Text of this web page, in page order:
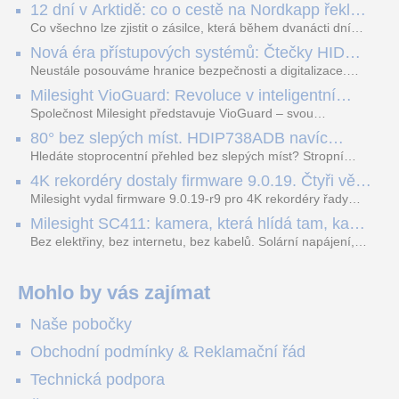
12 dní v Arktidě: co o cestě na Nordkapp řekla
data ze SMARTBOX 2 MAX
Co všechno lze zjistit o zásilce, která během dvanácti dní
projede Arktidou? SMARTBOX 2 MAX jsme vzali na trasu z
Tromsø přes Lofoty, Kirunu a finské Laponsko až na
Nordkapp. Bez jediného dobití, v mrazu až −13 °C a mimo
otřesy i náklon. Výsledkem není jen čára na mapě, ale
podrobný datový příběh celé cesty.
Nová éra přístupových systémů: Čtečky HID
Signo
Neustále posouváme hranice bezpečnosti a digitalizace.
v oblasti kontroly přístupu – moderní a vysoce univerzální
čtečky HID Signo.
Milesight VioGuard: Revoluce v inteligentní
detekci dopravních přestupků
Společnost Milesight představuje VioGuard – svou
dopravních přestupků. Tento systém, poháněný
sofistikovanými algoritmy umělé inteligence (AI), je navržen
tak, aby poskytoval komplexní nástroje pro vymáhání
dopravních předpisů, zvyšoval bezpečnost na silnicích a
optimalizoval plynulost dopravy v moderních městech.
80° bez slepých míst. HDIP738ADB navíc
streamuje na YouTube – bez PC.
Hledáte stoprocentní přehled bez slepých míst? Stropní
panoramatická kamera HDIP738ADB skládá obraz ze dvou
4MP senzorů SONY do jednoho čistého 180° záběru bez
zkreslení. K tomu přidává AI detekci osob a vozidel,
YouTube – bez běžícího počítače.
4K rekordéry dostaly firmware 9.0.19. Čtyři věci,
které musíte vědět.
Milesight vydal firmware 9.0.19-r9 pro 4K rekordéry řady
které vám zjednoduší práci – a jedna z nich vám ušetří
spoustu zbytečných výjezdů k zákazníkům.
Milesight SC411: kamera, která hlídá tam, kam
kabel nedosáhne
Bez elektřiny, bez internetu, bez kabelů. Solární napájení,
váš telefon. Podívejte se na video.
Mohlo by vás zajímat
Naše pobočky
Obchodní podmínky & Reklamační řád
Technická podpora